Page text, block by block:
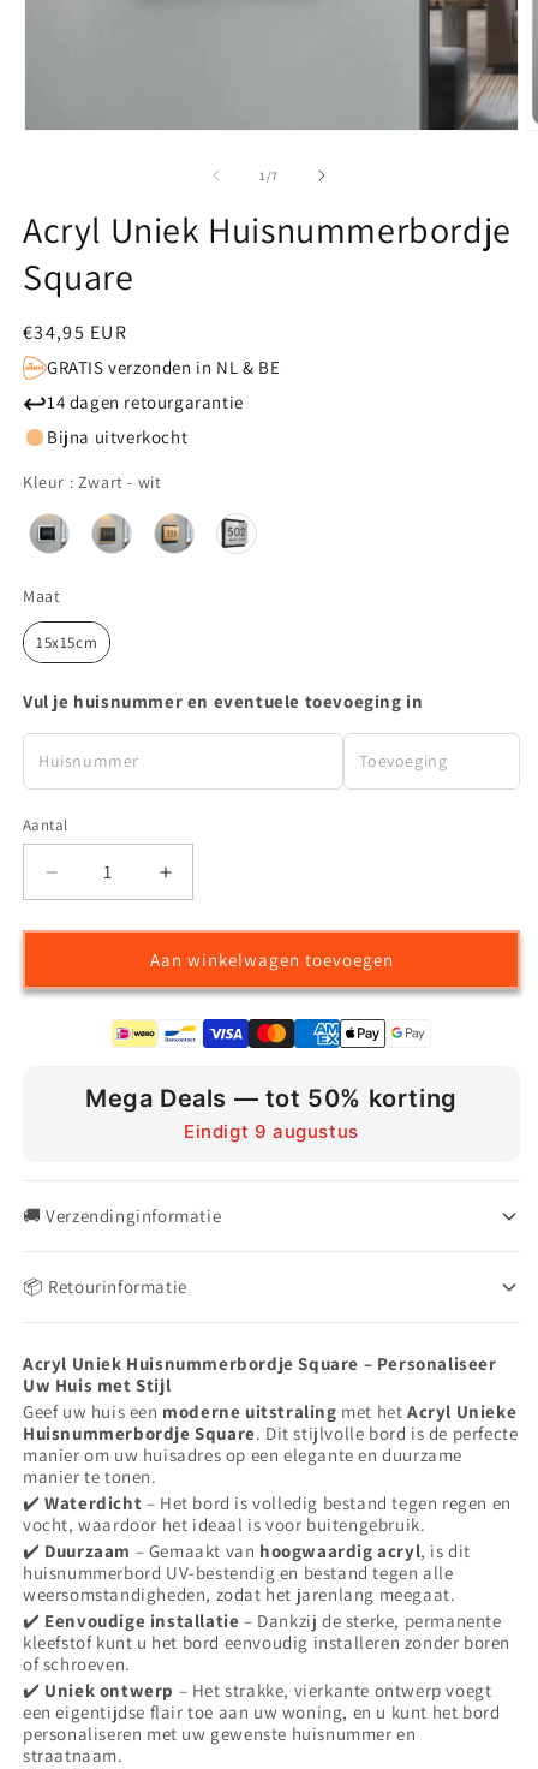
in
modaal
1/van
7
Acryl Uniek Huisnummerbordje
Square
Normale
prijs
€34,95 EUR
GRATIS verzonden in NL & BE
↩14 dagen retourgarantie
Bijna uitverkocht
Kleur : Zwart - witKleur
MaatMaat
15x15cm
Vul je huisnummer en eventuele toevoeging in
Aantal
Aantal
Acryl
Huisnummerbordje
Aantal
voor
Acryl
Uniek
Huisnummerbordje
Aan winkelwagen toevoegen
Mega Deals — tot 50% korting
Eindigt 9 augustus
🚚 Verzendinginformatie
je bestelling volgen via onze Track en Trace pagina. Zo weet
📦 Retourinformatie
Retourneren kan tot 14 dagen na het ontvangen van uw
bestelling.
Acryl Uniek Huisnummerbordje Square – Personaliseer
Uw Huis met Stijl
Geef uw huis een moderne uitstraling met het Acryl Unieke
Huisnummerbordje Square. Dit stijlvolle bord is de perfecte
manier om uw huisadres op een elegante en duurzame
manier te tonen.
✔️Waterdicht – Het bord is volledig bestand tegen regen en
vocht, waardoor het ideaal is voor buitengebruik.
✔️ Duurzaam – Gemaakt van hoogwaardig acryl, is dit
huisnummerbord UV-bestendig en bestand tegen alle
weersomstandigheden, zodat het jarenlang meegaat.
✔️ Eenvoudige installatie – Dankzij de sterke, permanente
kleefstof kunt u het bord eenvoudig installeren zonder boren
of schroeven.
✔️ Uniek ontwerp – Het strakke, vierkante ontwerp voegt
een eigentijdse flair toe aan uw woning, en u kunt het bord
personaliseren met uw gewenste huisnummer en
straatnaam.